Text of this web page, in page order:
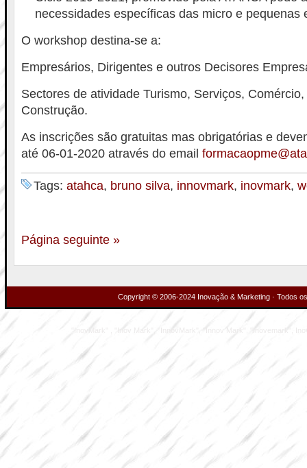
necessidades específicas das micro e pequenas
O workshop destina-se a:
Empresários, Dirigentes e outros Decisores
Sectores de atividade Turismo, Serviços,
Construção.
As inscrições são gratuitas mas obrigatórias e
até 06-01-2020 através do email
Tags: atahca, bruno silva, innovmark, inovmark,
Página seguinte »
Copyright © 2006-2024 Inovação & Marketing · Todos